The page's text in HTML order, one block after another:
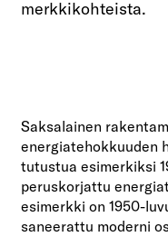
merkkikohteista.
Saksalainen
energiatehokkuuden
tutustua esimerkiksi
peruskorjattu
esimerkki on 1950-
saneerattu moderni